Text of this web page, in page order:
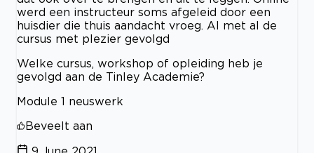
werd een instructeur soms afgeleid door een
huisdier die thuis aandacht vroeg. Al met al de
cursus met plezier gevolgd
Welke cursus, workshop of opleiding heb je
gevolgd aan de Tinley Academie?
Module 1 neuswerk
Beveelt aan